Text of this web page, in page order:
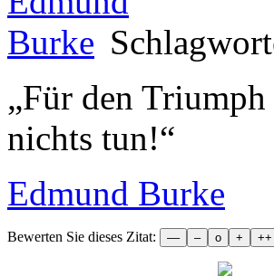
„Für den Triumph
nichts tun!“
Edmund Burke
Bewerten Sie dieses Zitat: